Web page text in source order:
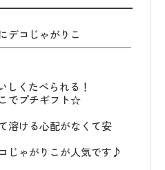
デコじゃがりこ
くたべられる！
でプチギフト☆
ける心配がなくて安
ゃがりこが人気です♪